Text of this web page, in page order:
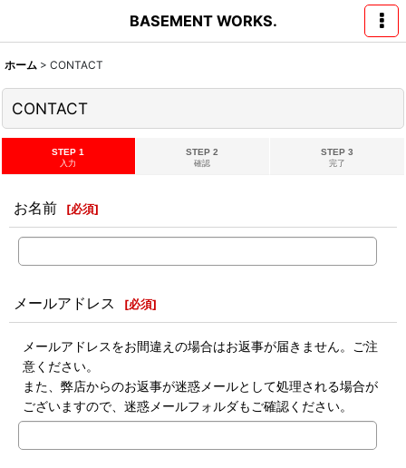
BASEMENT WORKS.
ホーム > CONTACT
CONTACT
STEP 1
入力
STEP 2
確認
STEP 3
完了
お名前 [必須]
メールアドレス [必須]
メールアドレスをお間違えの場合はお返事が届きません。ご注
意ください。
また、弊店からのお返事が迷惑メールとして処理される場合が
ございますので、迷惑メールフォルダもご確認ください。